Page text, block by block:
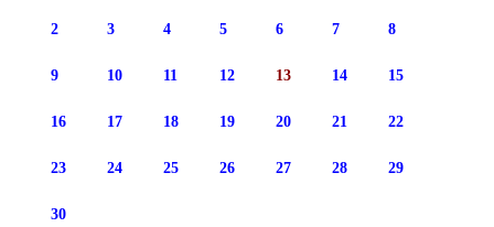
2 3 4 5 6 7 8
9 10 11 12 13 14 15
16 17 18 19 20 21 22
23 24 25 26 27 28 29
30